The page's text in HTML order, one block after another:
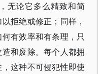
无论它多么精致和简
拒绝或修正；同样，
有效率和有条理，只
和废除。每个人都拥
这种不可侵犯性即使